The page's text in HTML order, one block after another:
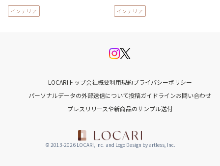
インテリア インテリア
LOCARIトップ会社概要利用規約プライバシーポリシー
パーソナルデータの外部送信について投稿ガイドラインお問い合わせ
プレスリリースや新商品のサンプル送付
© 2013-2026 LOCARI, Inc. and Logo Design by artless, Inc.